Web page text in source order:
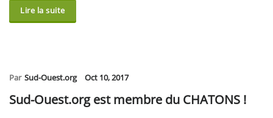
Lire la suite
Par Sud-Ouest.org Oct 10, 2017
Sud-Ouest.org est membre du CHATONS !